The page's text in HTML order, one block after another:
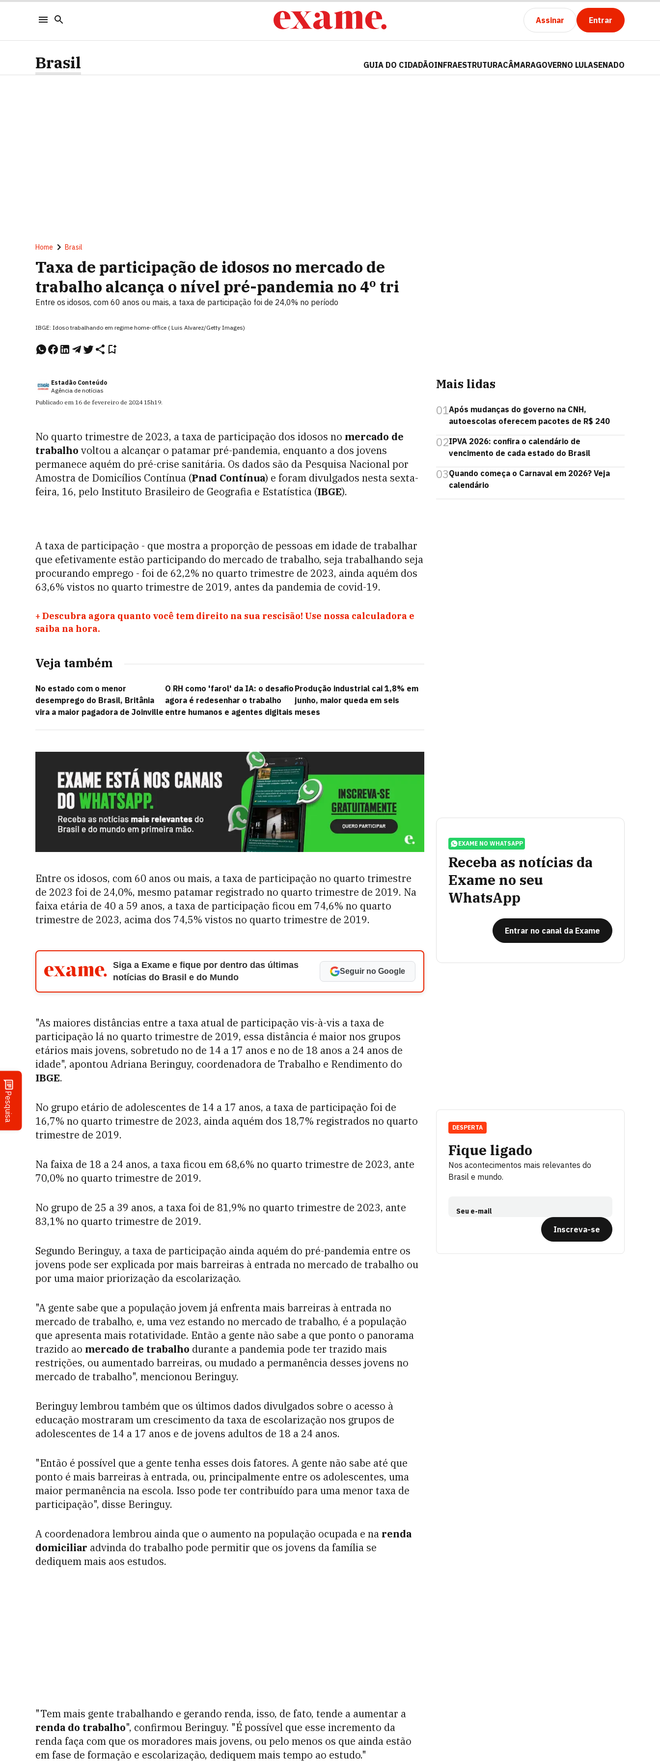
Assinar Entrar
Pesquisa
Brasil GUIA DO CIDADÃOINFRAESTRUTURACÂMARAGOVERNO LULASENADO
Home Brasil
Taxa de participação de idosos no mercado de
trabalho alcança o nível pré-pandemia no 4º tri
Entre os idosos, com 60 anos ou mais, a taxa de participação foi de 24,0% no período
IBGE: Idoso trabalhando em regime home-office ( Luis Alvarez/Getty Images)
Estadão Conteúdo
Agência de notícias
Publicado em 16 de fevereiro de 2024 15h19.
No quarto trimestre de 2023, a taxa de participação dos idosos no mercado de
trabalho voltou a alcançar o patamar pré-pandemia, enquanto a dos jovens
permanece aquém do pré-crise sanitária. Os dados são da Pesquisa Nacional por
Amostra de Domicílios Contínua (Pnad Contínua) e foram divulgados nesta sexta-
feira, 16, pelo Instituto Brasileiro de Geografia e Estatística (IBGE).
A taxa de participação - que mostra a proporção de pessoas em idade de trabalhar
que efetivamente estão participando do mercado de trabalho, seja trabalhando seja
procurando emprego - foi de 62,2% no quarto trimestre de 2023, ainda aquém dos
63,6% vistos no quarto trimestre de 2019, antes da pandemia de covid-19.
+ Descubra agora quanto você tem direito na sua rescisão! Use nossa calculadora e
saiba na hora.
Veja também
No estado com o menor
desemprego do Brasil, Britânia
vira a maior pagadora de Joinville
O RH como 'farol' da IA: o desafio
agora é redesenhar o trabalho
entre humanos e agentes digitais
Produção industrial cai 1,8% em
junho, maior queda em seis
meses
Entre os idosos, com 60 anos ou mais, a taxa de participação no quarto trimestre
de 2023 foi de 24,0%, mesmo patamar registrado no quarto trimestre de 2019. Na
faixa etária de 40 a 59 anos, a taxa de participação ficou em 74,6% no quarto
trimestre de 2023, acima dos 74,5% vistos no quarto trimestre de 2019.
Siga a Exame e fique por dentro das últimas
notícias do Brasil e do Mundo
Seguir no Google
"As maiores distâncias entre a taxa atual de participação vis-à-vis a taxa de
participação lá no quarto trimestre de 2019, essa distância é maior nos grupos
etários mais jovens, sobretudo no de 14 a 17 anos e no de 18 anos a 24 anos de
idade", apontou Adriana Beringuy, coordenadora de Trabalho e Rendimento do
IBGE.
No grupo etário de adolescentes de 14 a 17 anos, a taxa de participação foi de
16,7% no quarto trimestre de 2023, ainda aquém dos 18,7% registrados no quarto
trimestre de 2019.
Na faixa de 18 a 24 anos, a taxa ficou em 68,6% no quarto trimestre de 2023, ante
70,0% no quarto trimestre de 2019.
No grupo de 25 a 39 anos, a taxa foi de 81,9% no quarto trimestre de 2023, ante
83,1% no quarto trimestre de 2019.
Segundo Beringuy, a taxa de participação ainda aquém do pré-pandemia entre os
jovens pode ser explicada por mais barreiras à entrada no mercado de trabalho ou
por uma maior priorização da escolarização.
"A gente sabe que a população jovem já enfrenta mais barreiras à entrada no
mercado de trabalho, e, uma vez estando no mercado de trabalho, é a população
que apresenta mais rotatividade. Então a gente não sabe a que ponto o panorama
trazido ao mercado de trabalho durante a pandemia pode ter trazido mais
restrições, ou aumentado barreiras, ou mudado a permanência desses jovens no
mercado de trabalho", mencionou Beringuy.
Beringuy lembrou também que os últimos dados divulgados sobre o acesso à
educação mostraram um crescimento da taxa de escolarização nos grupos de
adolescentes de 14 a 17 anos e de jovens adultos de 18 a 24 anos.
"Então é possível que a gente tenha esses dois fatores. A gente não sabe até que
ponto é mais barreiras à entrada, ou, principalmente entre os adolescentes, uma
maior permanência na escola. Isso pode ter contribuído para uma menor taxa de
participação", disse Beringuy.
A coordenadora lembrou ainda que o aumento na população ocupada e na renda
domiciliar advinda do trabalho pode permitir que os jovens da família se
dediquem mais aos estudos.
"Tem mais gente trabalhando e gerando renda, isso, de fato, tende a aumentar a
renda do trabalho", confirmou Beringuy. "É possível que esse incremento da
renda faça com que os moradores mais jovens, ou pelo menos os que ainda estão
em fase de formação e escolarização, dediquem mais tempo ao estudo."
Mais lidas
01Após mudanças do governo na CNH,
autoescolas oferecem pacotes de R$ 240
02IPVA 2026: confira o calendário de
vencimento de cada estado do Brasil
03Quando começa o Carnaval em 2026? Veja
calendário
EXAME NO WHATSAPP
Receba as notícias da
Exame no seu
WhatsApp
Entrar no canal da Exame
Fique ligado
Nos acontecimentos mais relevantes do
Brasil e mundo.
Seu e-mail
Inscreva-se
DESPERTA